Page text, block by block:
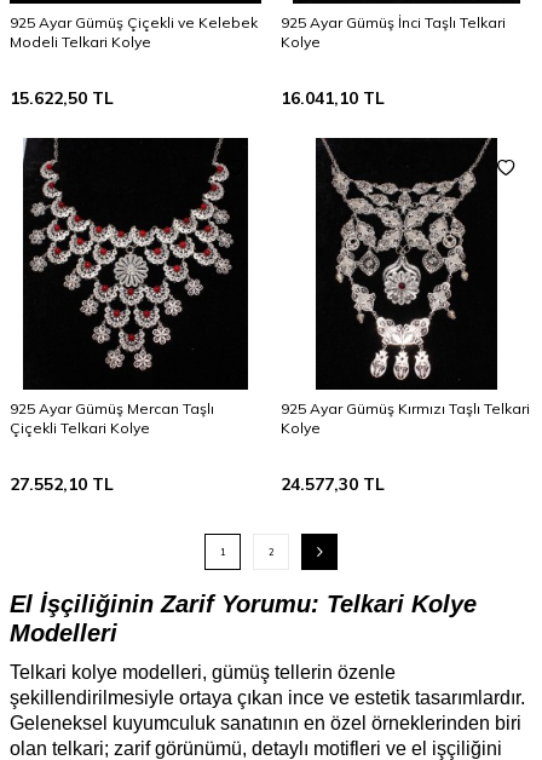
925 Ayar Gümüş Çiçekli ve Kelebek
Modeli Telkari Kolye
15.622,50 TL
925 Ayar Gümüş İnci Taşlı Telkari
Kolye
16.041,10 TL
925 Ayar Gümüş Mercan Taşlı
Çiçekli Telkari Kolye
27.552,10 TL
925 Ayar Gümüş Kırmızı Taşlı Telkari
Kolye
24.577,30 TL
1 2
El İşçiliğinin Zarif Yorumu: Telkari Kolye
Modelleri
Telkari kolye modelleri, gümüş tellerin özenle
şekillendirilmesiyle ortaya çıkan ince ve estetik tasarımlardır.
Geleneksel kuyumculuk sanatının en özel örneklerinden biri
olan telkari; zarif görünümü, detaylı motifleri ve el işçiliğini